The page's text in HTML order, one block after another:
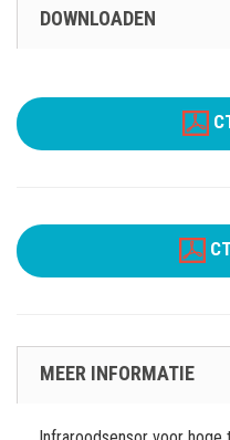
DOWNLOADEN
MEER INFORMATIE